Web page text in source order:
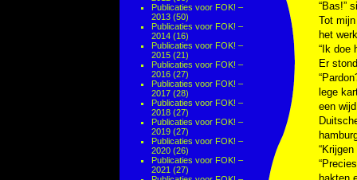
Publicaties voor FOK! –
2013 (50)
Publicaties voor FOK! –
2014 (16)
Publicaties voor FOK! –
2015 (21)
Publicaties voor FOK! –
2016 (27)
Publicaties voor FOK! –
2017 (28)
Publicaties voor FOK! –
2018 (27)
Publicaties voor FOK! –
2019 (27)
Publicaties voor FOK! –
2020 (26)
Publicaties voor FOK! –
2021 (27)
“Bas!”
Tot
het
“Ik doe
Er
lege
een